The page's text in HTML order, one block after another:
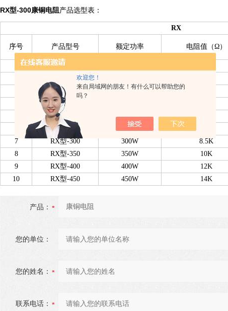
欢迎您！
来自局域网的朋友！有什么可以帮助您的
吗？
RX型-300康铜电阻 产品选型表：
RX
序号 产品型号 额定功率 电阻值（Ω）
RX型-25
RX型-50
RX型-100 100W
RX型-150
RX型-200 200W
RX型-250 250W
7
RX型-300 300W
8.5K
8
RX型-350 350W
10K
9
RX型-400 400W
12K
10
RX型-450 450W 14K
产品：
您的单位：
您的姓名：
联系电话：